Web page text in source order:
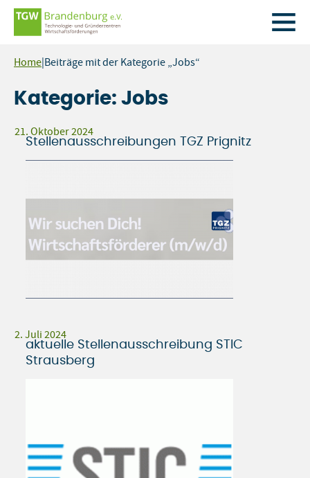
InhaltHome Beiträge mit der Kategorie „Jobs“
Kategorie: Jobs
Stellenausschreibungen TGZ Prignitz
21. Oktober 2024
aktuelle Stellenausschreibung STIC
Strausberg
2. Juli 2024